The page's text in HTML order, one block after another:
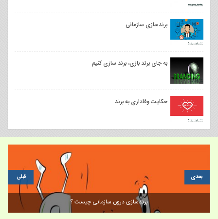
برندسازی سازمانی
به جای برند بازی، برند سازی کنیم
حکایت وفاداری به برند
برندسازی درون سازمانی چیست ؟
قبلی بعدی